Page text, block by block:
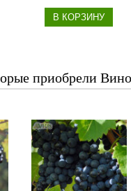
В КОРЗИНУ
приобрели